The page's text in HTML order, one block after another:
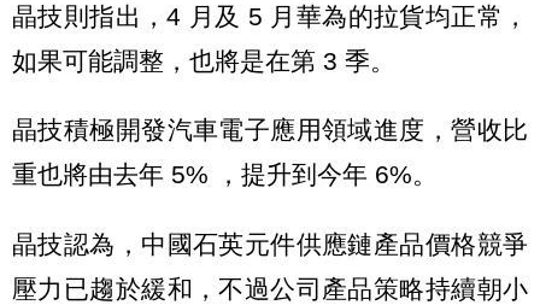
晶技則指出，4 月及 5 月華為的拉貨均正常，
如果可能調整，也將是在第 3 季。
晶技積極開發汽車電子應用領域進度，營收比
重也將由去年 5% ，提升到今年 6%。
晶技認為，中國石英元件供應鏈產品價格競爭
壓力已趨於緩和，不過公司產品策略持續朝小